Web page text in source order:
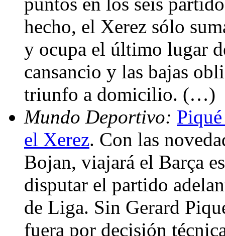
hecho, el Xerez sólo
y ocupa el último lugar
cansancio y las bajas
triunfo a domicilio. (…)
Mundo Deportivo:
el Xerez. Con las
Bojan, viajará el Barça
disputar el partido
de Liga. Sin Gerard
fuera por decisión